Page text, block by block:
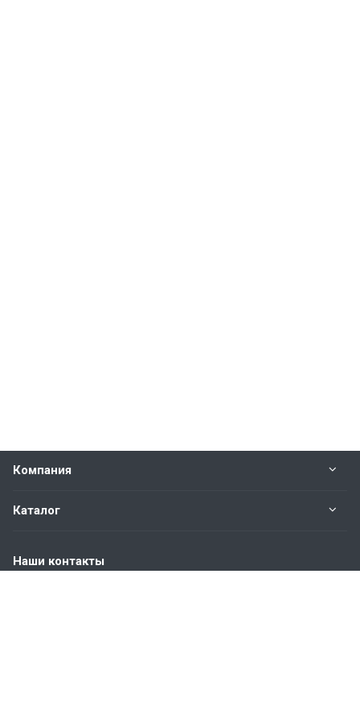
Компания
Каталог
Наши контакты